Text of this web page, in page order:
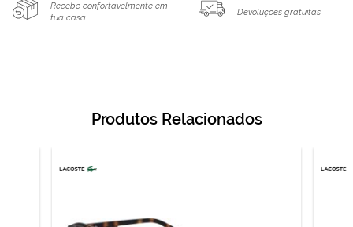
Recebe confortavelmente em
tua casa
Devoluções gratuitas
Produtos Relacionados